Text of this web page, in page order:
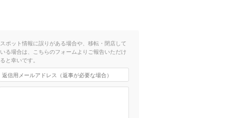
スポット情報に誤りがある場合や、移転・閉店して
いる場合は、こちらのフォームよりご報告いただけ
ると幸いです。